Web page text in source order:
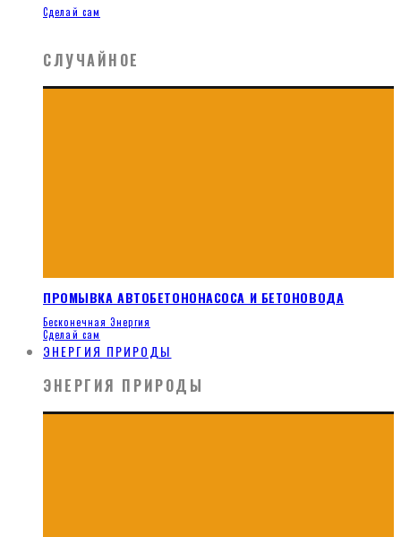
Сделай сам
СЛУЧАЙНОЕ
ПРОМЫВКА АВТОБЕТОНОНАСОСА И БЕТОНОВОДА
Бесконечная Энергия
Сделай сам
ЭНЕРГИЯ ПРИРОДЫ
ЭНЕРГИЯ ПРИРОДЫ